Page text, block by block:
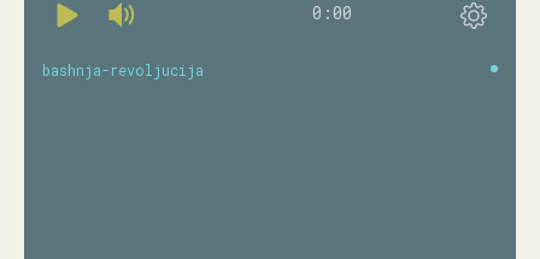
0:00
bashnja-revoljucija